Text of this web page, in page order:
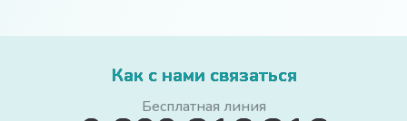
Как с нами связаться
Бесплатная линия